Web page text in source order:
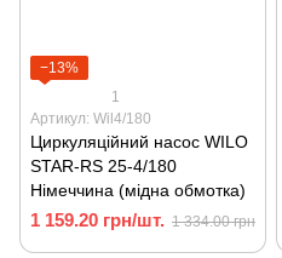
−13%
1
Артикул: Wil4/180
Циркуляційний насос WILO
STAR-RS 25-4/180
Німеччина (мідна обмотка)
1 159.20 грн/шт. 1 334.00 грн